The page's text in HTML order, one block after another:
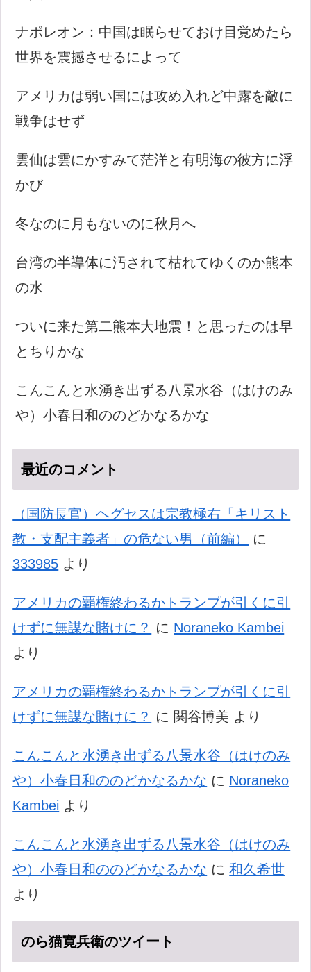
ナポレオン：中国は眠らせておけ目覚めたら
世界を震撼させるによって
アメリカは弱い国には攻め入れど中露を敵に
戦争はせず
雲仙は雲にかすみて茫洋と有明海の彼方に浮
かび
冬なのに月もないのに秋月へ
台湾の半導体に汚されて枯れてゆくのか熊本
の水
ついに来た第二熊本大地震！と思ったのは早
とちりかな
こんこんと水湧き出ずる八景水谷（はけのみ
や）小春日和ののどかなるかな
最近のコメント
（国防長官）ヘグセスは宗教極右「キリスト
教・支配主義者」の危ない男（前編）
に
333985 より
アメリカの覇権終わるかトランプが引くに引
けずに無謀な賭けに？ に Noraneko Kambei
より
アメリカの覇権終わるかトランプが引くに引
けずに無謀な賭けに？ に 関谷博美 より
こんこんと水湧き出ずる八景水谷（はけのみ
や）小春日和ののどかなるかな に Noraneko
Kambei より
こんこんと水湧き出ずる八景水谷（はけのみ
や）小春日和ののどかなるかな に和久希世
より
のら猫寛兵衛のツイート